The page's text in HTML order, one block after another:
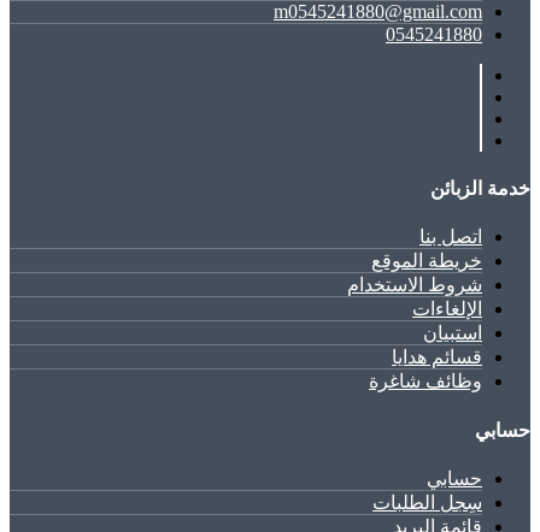
m0545241880@gmail.com
0545241880
خدمة الزبائن
اتصل بنا
خريطة الموقع
شروط الاستخدام
الإلغاءات
استبيان
قسائم هدايا
وظائف شاغرة
حسابي
حسابي
سِجل الطلبات
قائمة البريد